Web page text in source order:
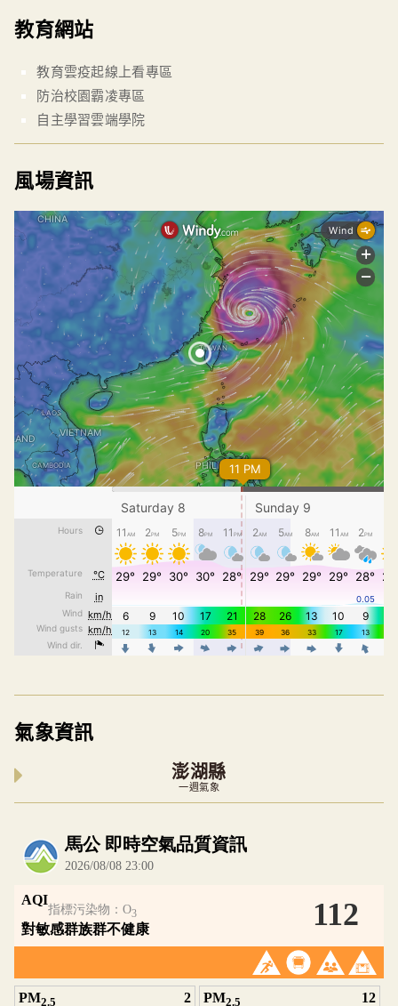
教育網站
教育雲疫起線上看專區
防治校園霸凌專區
自主學習雲端學院
風場資訊
氣象資訊
澎湖縣
一週氣象
內嵌空氣品質小工具為視覺預覽，完整即時空